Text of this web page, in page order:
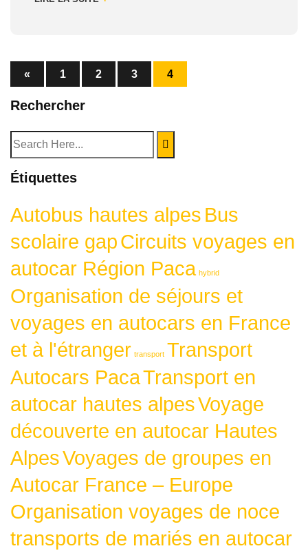
Rechercher
Étiquettes
Autobus hautes alpes Bus
scolaire gapCircuits voyages en
autocar Région Paca hybrid
Organisation de séjours et
voyages en autocars en France
et à l'étranger transport Transport
Autocars PacaTransport en
autocar hautes alpesVoyage
découverte en autocar Hautes
AlpesVoyages de groupes en
Autocar France – Europe
Organisation voyages de noce
transports de mariés en autocar
« 1 2 3 4